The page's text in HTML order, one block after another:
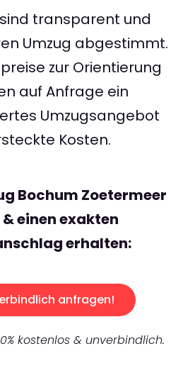
transparent und
Umzug abgestimmt.
zur Orientierung
auf Anfrage ein
Umzugsangebot
Kosten.
Bochum Zoetermeer
einen exakten
erhalten:
anfragen!
kostenlos & unverbindlich.